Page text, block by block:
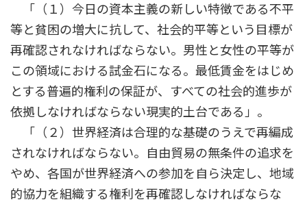
「（１）今日の資本主義の新しい特徴である不平
等と貧困の増大に抗して、社会的平等という目標が
再確認されなければならない。男性と女性の平等が
この領域における試金石になる。最低賃金をはじめ
とする普遍的権利の保証が、すべての社会的進歩が
依拠しなければならない現実的土台である」。
「（２）世界経済は合理的な基礎のうえで再編成
されなければならない。自由貿易の無条件の追求を
やめ、各国が世界経済への参加を自ら決定し、地域
的協力を組織する権利を再確認しなければならな